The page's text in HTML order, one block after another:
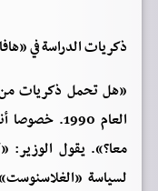
ذكريات الدراسة في
«هل تحمل ذكريات من
العام 1990.
معا؟». يقول الوزير:
لسياسة